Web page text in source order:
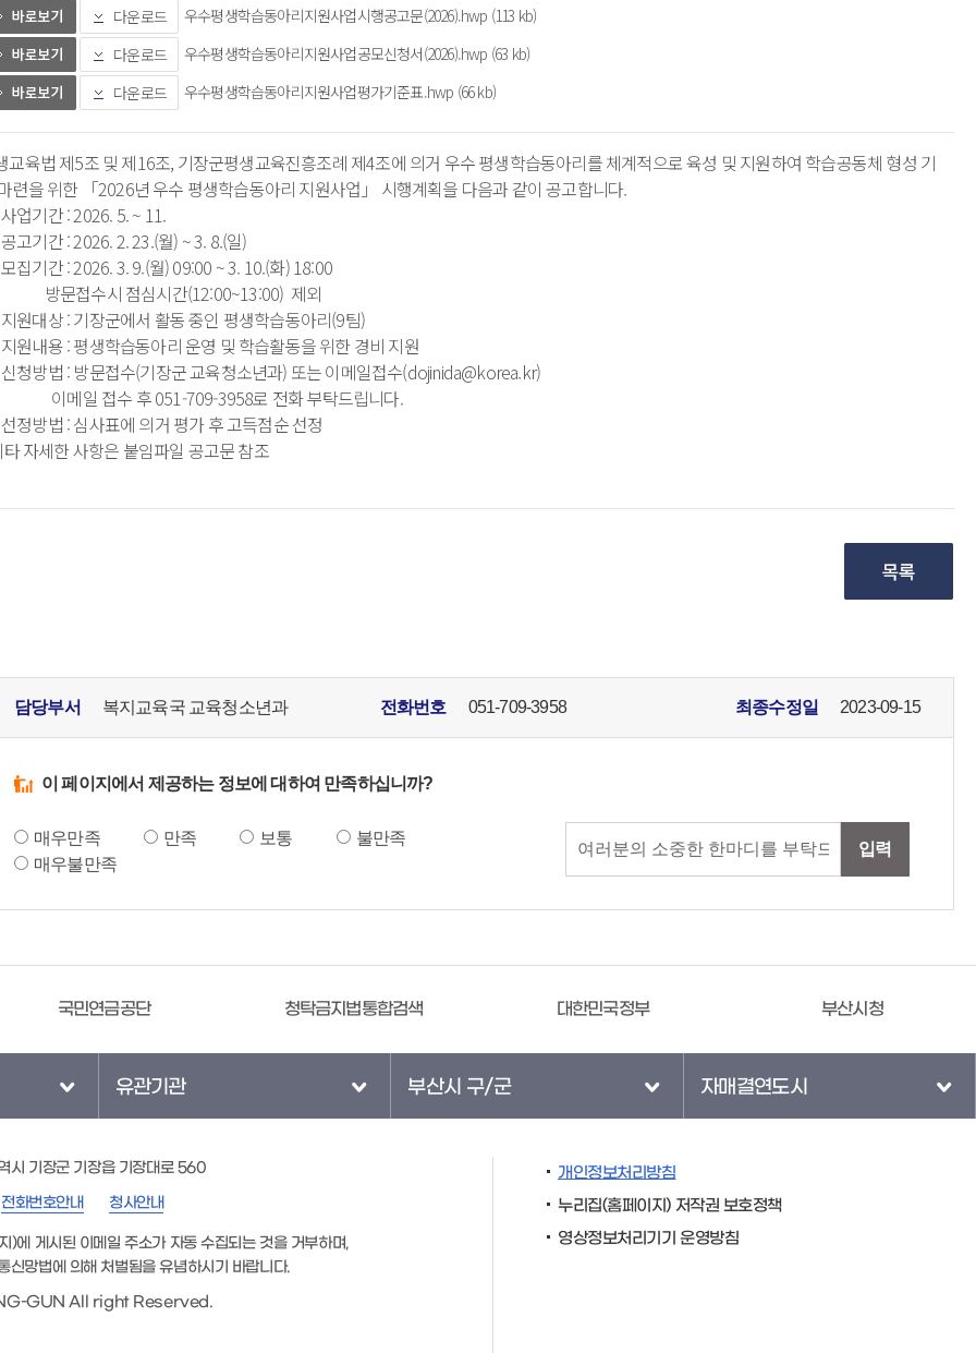
다운로드
우수평생학습동아리지원사업시행공고문(2026).hwp (113 kb)
다운로드
우수평생학습동아리지원사업공모신청서(2026).hwp (63 kb)
다운로드
우수평생학습동아리지원사업평가기준표.hwp (66 kb)
교육법 제5조 및 제16조, 기장군평생교육진흥조례 제4조에 의거 우수 평생학습동아리를 체계적으로 육성 및 지원하여 학습공동체 형성 기
련을 위한 「2026년 우수 평생학습동아리 지원사업」 시행계획을 다음과 같이 공고합니다.
업기간 : 2026. 5. ~ 11.
고기간 : 2026. 2. 23.(월) ~ 3. 8.(일)
집기간 : 2026. 3. 9.(월) 09:00 ~ 3. 10.(화) 18:00
문접수시 점심시간(12:00~13:00) 제외
원대상 : 기장군에서 활동 중인 평생학습동아리(9팀)
원내용 : 평생학습동아리 운영 및 학습활동을 위한 경비 지원
청방법 : 방문접수(기장군 교육청소년과) 또는 이메일접수(dojinida@korea.kr)
메일 접수 후 051-709-3958로 전화 부탁드립니다.
정방법 : 심사표에 의거 평가 후 고득점순 선정
자세한 사항은 붙임파일 공고문 참조
담당부서 복지교육국 교육청소년과 전화번호 051-709-3958 최종수정일 2023-09-15
이 페이지에서 제공하는 정보에 대하여 만족하십니까?
매우만족 만족 보통
불만족
매우불만족
입력
연금공단 청탁금지법통합검색 대한민국정부
유관기관 부산시 구/군 자매결연도시
시 기장군 기장읍 기장대로 560
전화번호안내 청사안내
)에 게시된 이메일 주소가 자동 수집되는 것을 거부하며,
신망법에 의해 처벌됨을 유념하시기 바랍니다.
GUN All right Reserved.
개인정보처리방침
누리집(홈페이지) 저작권 보호정책
영상정보처리기기 운영방침